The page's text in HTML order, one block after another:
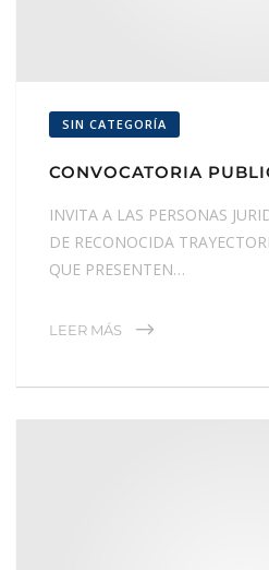
SIN CATEGORÍA
CONVOCATORIA
INVITA A LAS PERSONAS
DE RECONOCIDA
QUE PRESENTEN…
LEER MÁS